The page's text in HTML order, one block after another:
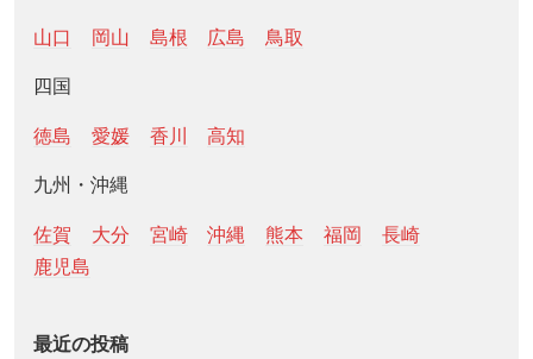
山口 岡山 島根 広島 鳥取
四国
徳島 愛媛 香川 高知
九州・沖縄
佐賀 大分 宮崎 沖縄 熊本 福岡
長崎
鹿児島
最近の投稿